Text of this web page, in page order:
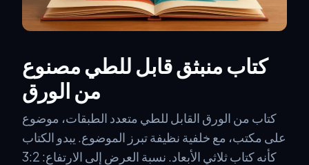
كتاب منبثق قابل للطي مصنوع
من الورق
كتاب من الورق القابل للطي متعدد الطبقات، موضوع
على مكتب، مع خلفية نظيفة تبرز الموضوع. يبدو الكتاب
كأنه كتاب ثلاثي الأبعاد. نسبة العرض إلى الارتفاع: 3:2